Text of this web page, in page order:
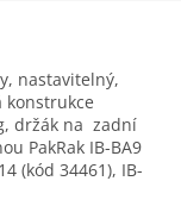
nastavitelný,
konstrukce
držák na zadní
PakRak IB-BA9
(kód 34461), IB-